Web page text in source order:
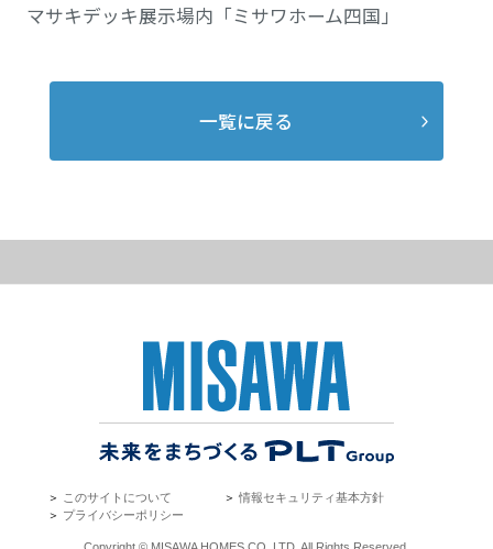
マサキデッキ展示場内「ミサワホーム四国」
一覧に戻る
＞ このサイトについて ＞情報セキュリティ基本方針
＞ プライバシーポリシー